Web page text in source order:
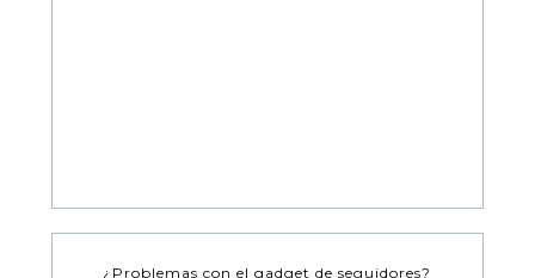
¿Problemas con el gadget de seguidores?